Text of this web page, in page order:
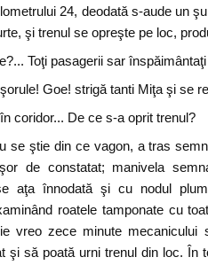
24, deodată s-aude un
şi trenul se opreşte pe loc,
Toţi pasagerii sar
Goe! strigă tanti Miţa şi se
coridor... De ce s-a oprit trenul?
se ştie din ce vagon, a tras
de constatat; manivela
aţa înnodată şi cu nodul
roatele tamponate cu
vreo zece minute
şi să poată urni trenul din loc. În